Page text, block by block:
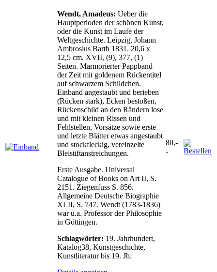
Wendt, Amadeus: Ueber die
Hauptperioden der schönen Kunst,
oder die Kunst im Laufe der
Weltgeschichte. Leipzig, Johann
Ambrosius Barth 1831. 20,6 x
12,5 cm. XVII, (9), 377, (1)
Seiten. Marmorierter Pappband
der Zeit mit goldenem Rückentitel
auf schwarzem Schildchen.
Einband angestaubt und berieben
(Rücken stark), Ecken bestoßen,
Rückenschild an den Rändern lose
und mit kleinen Rissen und
Fehlstellen, Vorsätze sowie erste
und letzte Blätter etwas angestaubt
und stockfleckig, vereinzelte
Bleistiftanstreichungen.
Erste Ausgabe. Universal
Catalogue of Books on Art II, S.
2151. Ziegenfuss S. 856.
Allgemeine Deutsche Biographie
XLII, S. 747. Wendt (1783-1836)
war u.a. Professor der Philosophie
in Göttingen.
Schlagwörter: 19. Jahrhundert,
Katalog38, Kunstgeschichte,
Kunstliteratur bis 19. Jh.
80,-
-